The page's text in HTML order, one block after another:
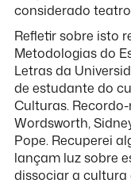
considerado
Refletir sobre isto
Metodologias do
Letras da
de estudante do
Culturas.
Wordsworth,
Pope. Recuperei
lançam luz sobre
dissociar a cultura